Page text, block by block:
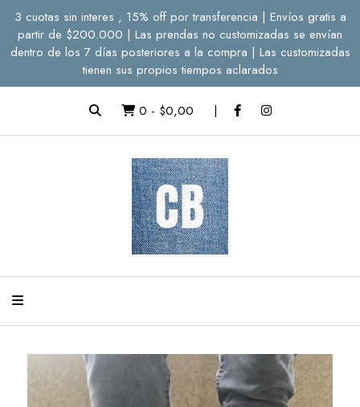
3 cuotas sin interes , 15% off por transferencia | Envíos gratis a
partir de $200.000 | Las prendas no customizadas se envían
dentro de los 7 días posteriores a la compra | Las customizadas
tienen sus propios tiempos aclarados
0 - $0,00